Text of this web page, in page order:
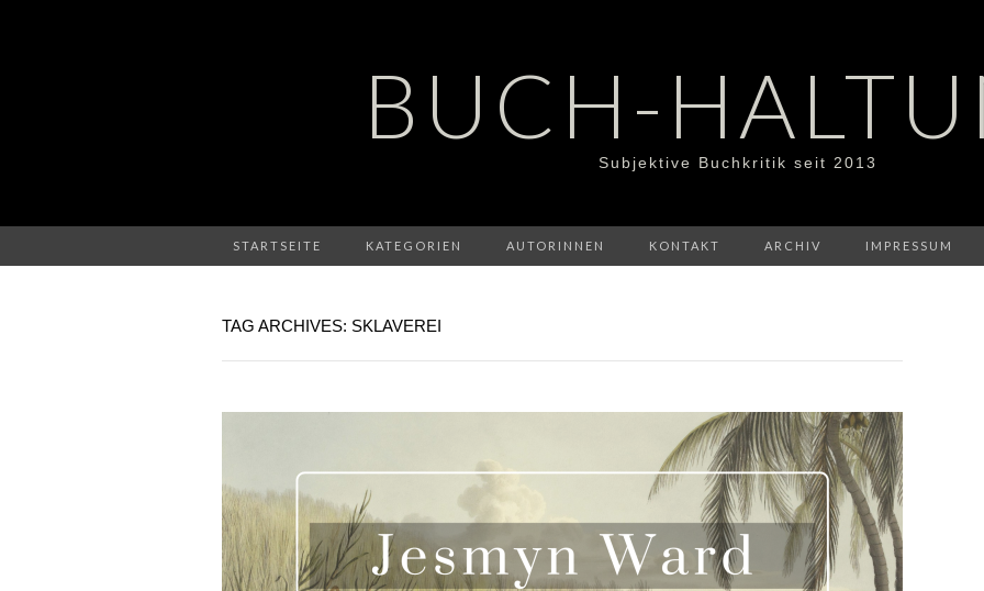
BUCH-
Subjektive Buchkritik seit 2013
STARTSEITE KATEGORIEN AUTORINNEN KONTAKT ARCHIV IMPRESSUM
TAG ARCHIVES: SKLAVEREI